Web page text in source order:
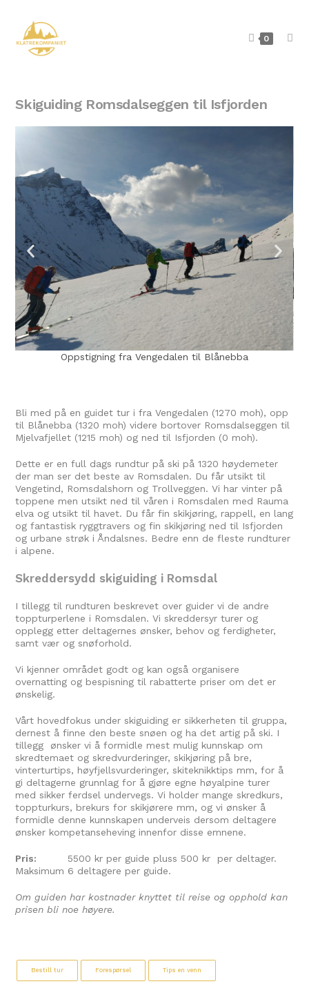
0
Skiguiding Romsdalseggen til Isfjorden
Vengedalen til Blånebba
Toppen av Blånebba
Bli med på en guidet tur i fra Vengedalen (1270 moh), opp
til Blånebba (1320 moh) videre bortover Romsdalseggen til
Mjelvafjellet (1215 moh) og ned til Isfjorden (0 moh).
Dette er en full dags rundtur på ski på 1320 høydemeter
der man ser det beste av Romsdalen. Du får utsikt til
Vengetind, Romsdalshorn og Trollveggen. Vi har vinter på
toppene men utsikt ned til våren i Romsdalen med Rauma
elva og utsikt til havet. Du får fin skikjøring, rappell, en lang
og fantastisk ryggtravers og fin skikjøring ned til Isfjorden
og urbane strøk i Åndalsnes. Bedre enn de fleste rundturer
i alpene.
Skreddersydd skiguiding i Romsdal
I tillegg til rundturen beskrevet over guider vi de andre
toppturperlene i Romsdalen. Vi skreddersyr turer og
opplegg etter deltagernes ønsker, behov og ferdigheter,
samt vær og snøforhold.
Vi kjenner området godt og kan også organisere
overnatting og bespisning til rabatterte priser om det er
ønskelig.
Vårt hovedfokus under skiguiding er sikkerheten til gruppa,
dernest å finne den beste snøen og ha det artig på ski. I
tillegg ønsker vi å formidle mest mulig kunnskap om
skredtemaet og skredvurderinger, skikjøring på bre,
vinterturtips, høyfjellsvurderinger, skiteknikktips mm, for å
gi deltagerne grunnlag for å gjøre egne høyalpine turer
med sikker ferdsel undervegs. Vi holder mange skredkurs,
toppturkurs, brekurs for skikjørere mm, og vi ønsker å
formidle denne kunnskapen underveis dersom deltagere
ønsker kompetanseheving innenfor disse emnene.
Pris: 5500 kr per guide pluss 500 kr per deltager.
Maksimum 6 deltagere per guide.
Om guiden har kostnader knyttet til reise og opphold kan
prisen bli noe høyere.
Bestill tur Forespørsel Tips en venn